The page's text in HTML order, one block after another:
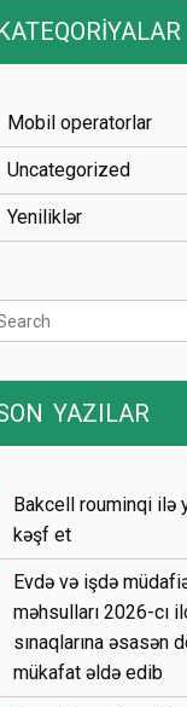
Mobil operatorlar
Uncategorized
Yeniliklər
YAZILAR
Bakcell rouminqi ilə
kəşf et
Evdə və işdə
məhsulları 2026-cı
sınaqlarına əsasən
mükafat əldə edib